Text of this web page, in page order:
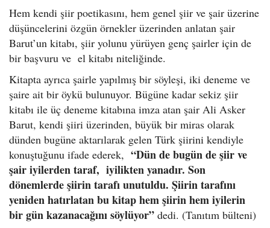
Hem kendi şiir poetikasını, hem genel şiir ve şair üzerine
düşüncelerini özgün örnekler üzerinden anlatan şair
Barut’un kitabı, şiir yolunu yürüyen genç şairler için de
bir başvuru ve el kitabı niteliğinde.
Kitapta ayrıca şairle yapılmış bir söyleşi, iki deneme ve
şaire ait bir öykü bulunuyor. Bügüne kadar sekiz şiir
kitabı ile üç deneme kitabına imza atan şair Ali Asker
Barut, kendi şiiri üzerinden, büyük bir miras olarak
dünden bugüne aktarılarak gelen Türk şiirini kendiyle
konuştuğunu ifade ederek, “Dün de bugün de şiir ve
şair iyilerden taraf, iyilikten yanadır. Son
dönemlerde şiirin tarafı unutuldu. Şiirin tarafını
yeniden hatırlatan bu kitap hem şiirin hem iyilerin
bir gün kazanacağını söylüyor” dedi. (Tanıtım bülteni)